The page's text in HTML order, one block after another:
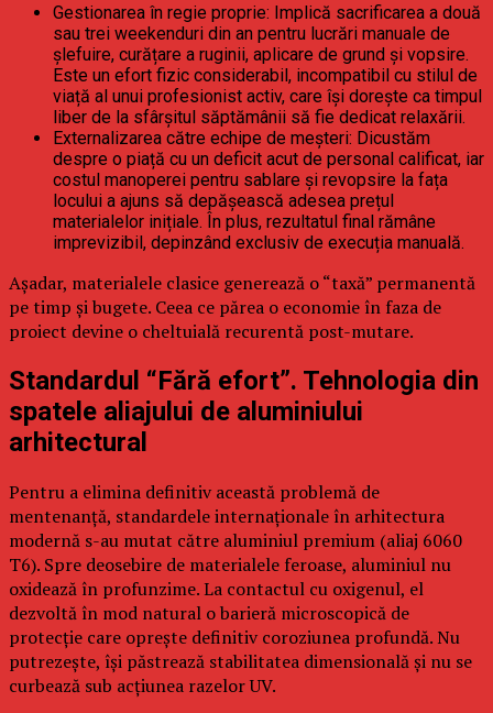
Gestionarea în regie proprie: Implică sacrificarea a două
sau trei weekenduri din an pentru lucrări manuale de
șlefuire, curățare a ruginii, aplicare de grund și vopsire.
Este un efort fizic considerabil, incompatibil cu stilul de
viață al unui profesionist activ, care își dorește ca timpul
liber de la sfârșitul săptămânii să fie dedicat relaxării.
Externalizarea către echipe de meșteri: Dicustăm
despre o piață cu un deficit acut de personal calificat, iar
costul manoperei pentru sablare și revopsire la fața
locului a ajuns să depășească adesea prețul
materialelor inițiale. În plus, rezultatul final rămâne
imprevizibil, depinzând exclusiv de execuția manuală.
Așadar, materialele clasice generează o “taxă” permanentă
pe timp și bugete. Ceea ce părea o economie în faza de
proiect devine o cheltuială recurentă post-mutare.
Standardul “Fără efort”. Tehnologia din
spatele aliajului de aluminiului
arhitectural
Pentru a elimina definitiv această problemă de
mentenanță, standardele internaționale în arhitectura
modernă s-au mutat către aluminiul premium (aliaj 6060
T6). Spre deosebire de materialele feroase, aluminiul nu
oxidează în profunzime. La contactul cu oxigenul, el
dezvoltă în mod natural o barieră microscopică de
protecție care oprește definitiv coroziunea profundă. Nu
putrezește, își păstrează stabilitatea dimensională și nu se
curbează sub acțiunea razelor UV.